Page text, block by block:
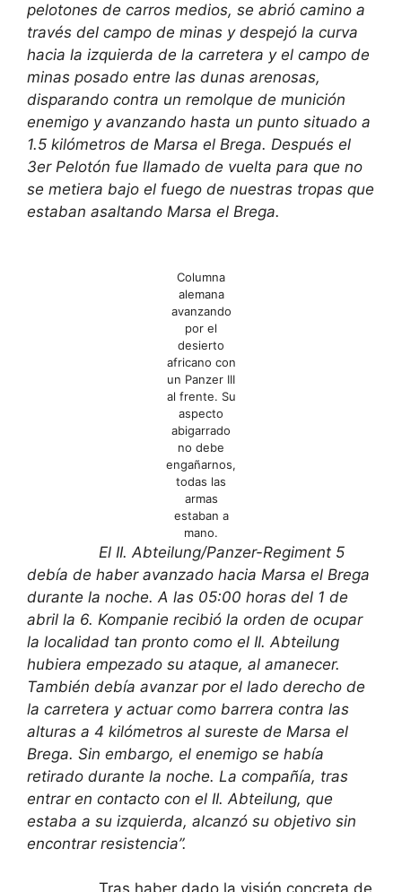
pelotones de carros medios, se abrió camino a
través del campo de minas y despejó la curva
hacia la izquierda de la carretera y el campo de
minas posado entre las dunas arenosas,
disparando contra un remolque de munición
enemigo y avanzando hasta un punto situado a
1.5 kilómetros de Marsa el Brega. Después el
3er Pelotón fue llamado de vuelta para que no
se metiera bajo el fuego de nuestras tropas que
estaban asaltando Marsa el Brega.
Columna
alemana
avanzando
por el
desierto
africano con
un Panzer III
al frente. Su
aspecto
abigarrado
no debe
engañarnos,
todas las
armas
estaban a
mano.
El II. Abteilung/Panzer-Regiment 5
debía de haber avanzado hacia Marsa el Brega
durante la noche. A las 05:00 horas del 1 de
abril la 6. Kompanie recibió la orden de ocupar
la localidad tan pronto como el II. Abteilung
hubiera empezado su ataque, al amanecer.
También debía avanzar por el lado derecho de
la carretera y actuar como barrera contra las
alturas a 4 kilómetros al sureste de Marsa el
Brega. Sin embargo, el enemigo se había
retirado durante la noche. La compañía, tras
entrar en contacto con el II. Abteilung, que
estaba a su izquierda, alcanzó su objetivo sin
encontrar resistencia”.